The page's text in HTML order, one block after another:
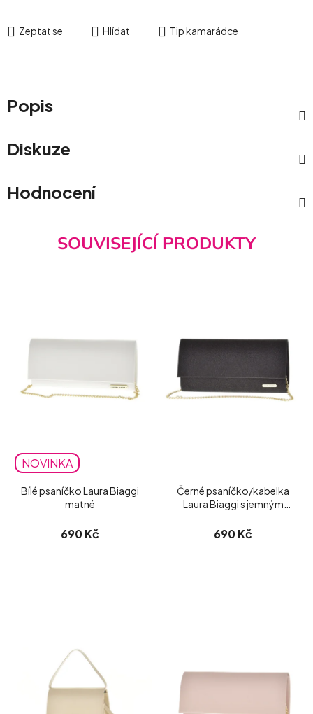
Zeptat se Hlídat Tip kamarádce
Popis
Diskuze
Hodnocení
SOUVISEJÍCÍ PRODUKTY
NOVINKA
Bílé psaníčko Laura Biaggi
matné
690 Kč
Černé psaníčko/kabelka
Laura Biaggi s jemným
690 Kč